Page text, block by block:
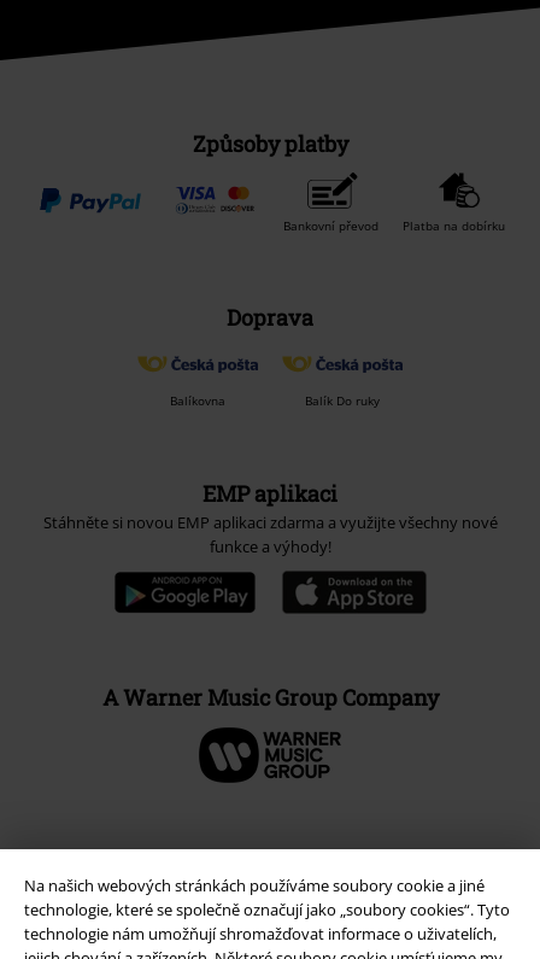
Na našich webových stránkách používáme soubory cookie a jiné
technologie, které se společně označují jako „soubory cookies“. Tyto
technologie nám umožňují shromažďovat informace o uživatelích,
Způsoby platby
Bankovní převod Platba na dobírku
Doprava
Balíkovna Balík Do ruky
EMP aplikaci
Stáhněte si novou EMP aplikaci zdarma a využijte všechny nové
funkce a výhody!
A Warner Music Group Company